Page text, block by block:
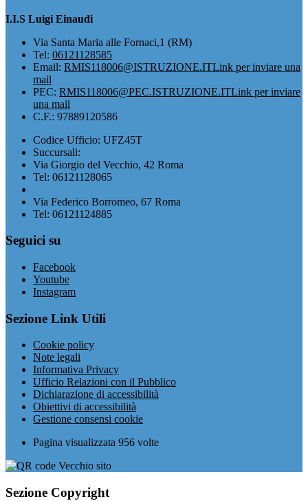
I.I.S Luigi Einaudi
Via Santa Maria alle Fornaci,1 (RM)
Tel: 06121128585
Email: RMIS118006@ISTRUZIONE.ITLink per inviare una
mail
PEC: RMIS118006@PEC.ISTRUZIONE.ITLink per inviare
una mail
C.F.: 97889120586
Codice Ufficio: UFZ45T
Succursali:
Via Giorgio del Vecchio, 42 Roma
Tel: 06121128065
Via Federico Borromeo, 67 Roma
Tel: 06121124885
Seguici su
Facebook
Youtube
Instagram
Sezione Link Utili
Cookie policy
Note legali
Informativa Privacy
Ufficio Relazioni con il Pubblico
Dichiarazione di accessibilità
Obiettivi di accessibilità
Gestione consensi cookie
Pagina visualizzata 956 volte
Sezione Copyright